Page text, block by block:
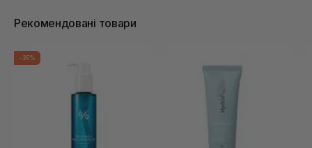
Рекомендовані товари
-35%